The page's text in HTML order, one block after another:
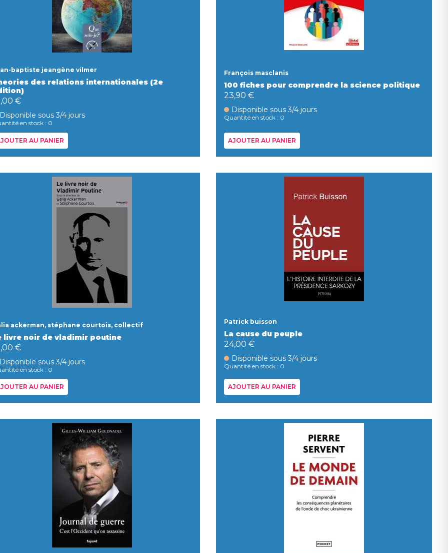
baptiste jeangène vilmer
des relations internationales (2e
€
Disponible sous 3/4 jours
en stock : 0
AU PANIER
François masclanis
100 fiches pour comprendre la science politique
23,90 €
Disponible sous 3/4 jours
Quantité en stock : 0
AJOUTER AU PANIER
ackerman, stéphane courtois, collectif
livre noir de vladimir poutine
€
Disponible sous 3/4 jours
en stock : 0
AU PANIER
Patrick buisson
La cause du peuple
24,00 €
Disponible sous 3/4 jours
Quantité en stock : 0
AJOUTER AU PANIER